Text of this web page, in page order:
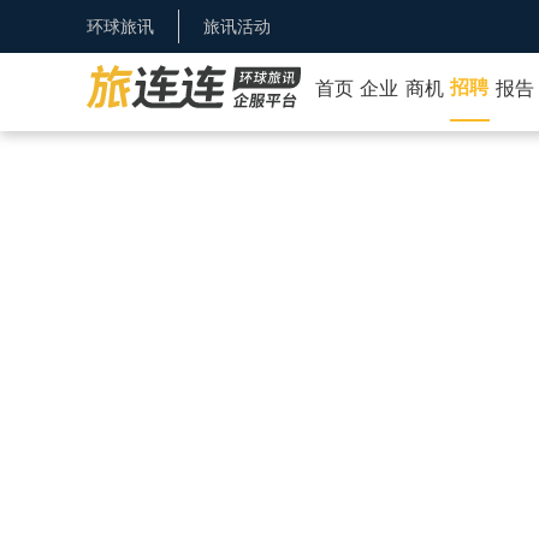
环球旅讯 旅讯活动
首页 企业 商机 招聘 报告